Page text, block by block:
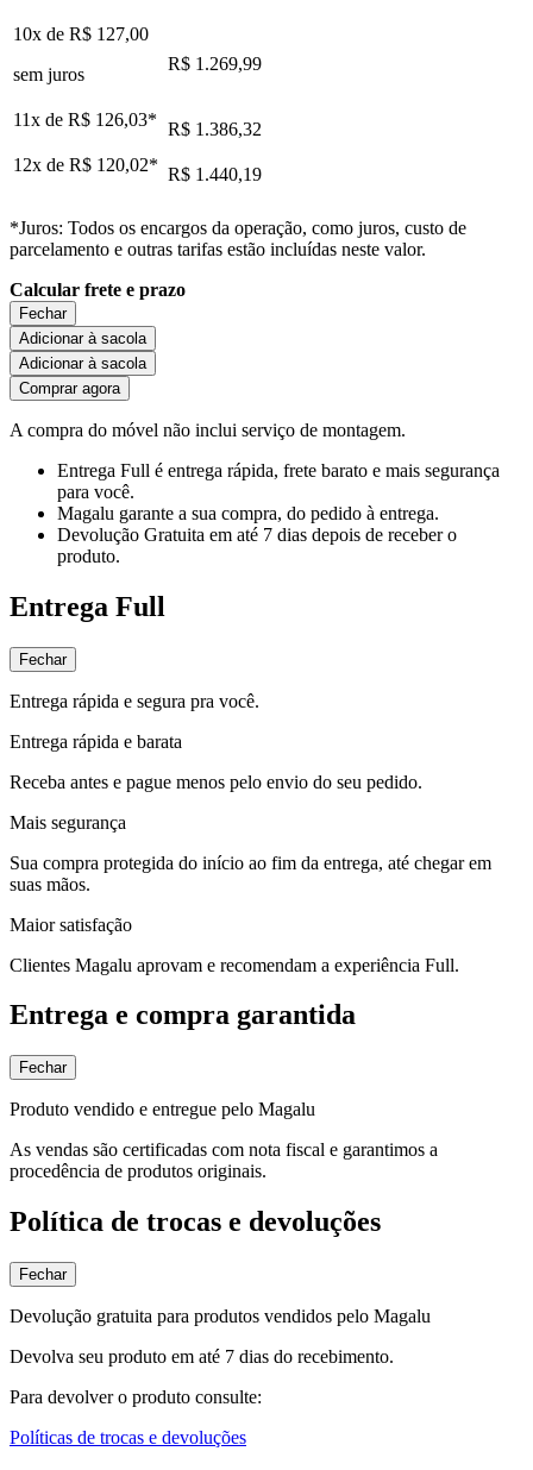
10x de R$ 127,00
sem juros
R$ 1.269,99
11x de R$ 126,03* R$ 1.386,32
12x de R$ 120,02* R$ 1.440,19
*Juros: Todos os encargos da operação, como juros, custo de
parcelamento e outras tarifas estão incluídas neste valor.
Calcular frete e prazo
Fechar
Adicionar à sacola
Adicionar à sacola
Comprar agora
A compra do móvel não inclui serviço de montagem.
Entrega Full é entrega rápida, frete barato e mais segurança
para você.
Magalu garante a sua compra, do pedido à entrega.
Devolução Gratuita em até 7 dias depois de receber o
produto.
Entrega Full
Fechar
Entrega rápida e segura pra você.
Entrega rápida e barata
Receba antes e pague menos pelo envio do seu pedido.
Mais segurança
Sua compra protegida do início ao fim da entrega, até chegar em
suas mãos.
Maior satisfação
Clientes Magalu aprovam e recomendam a experiência Full.
Entrega e compra garantida
Fechar
Produto vendido e entregue pelo Magalu
As vendas são certificadas com nota fiscal e garantimos a
procedência de produtos originais.
Política de trocas e devoluções
Fechar
Devolução gratuita para produtos vendidos pelo Magalu
Devolva seu produto em até 7 dias do recebimento.
Para devolver o produto consulte:
Políticas de trocas e devoluções